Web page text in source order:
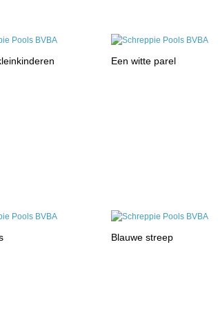
Een witte parel
Blauwe streep